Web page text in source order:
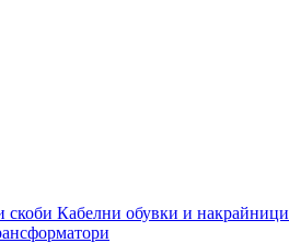
скоби Кабелни обувки и накрайници